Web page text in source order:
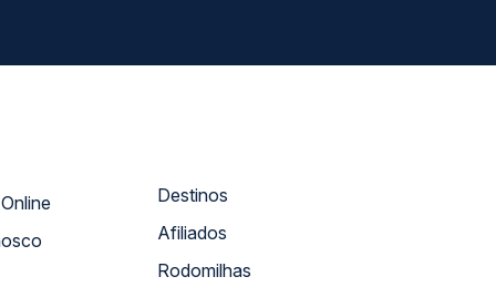
Atendimento Online
Destinos
Afiliados
Rodomilhas